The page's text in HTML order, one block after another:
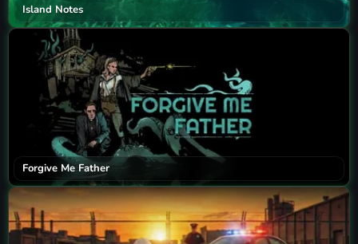
Island Notes
Forgive Me Father